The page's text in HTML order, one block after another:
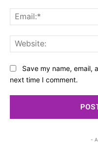
Save my name, email,
next time I comment.
-